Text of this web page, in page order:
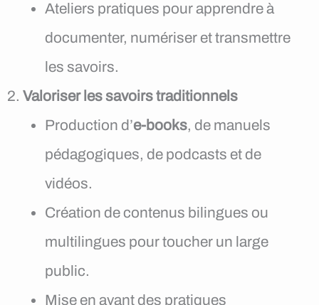
Ateliers pratiques pour apprendre à
documenter, numériser et transmettre
les savoirs.
Valoriser les savoirs traditionnels
Production d’e-books, de manuels
pédagogiques, de podcasts et de
vidéos.
Création de contenus bilingues ou
multilingues pour toucher un large
public.
Mise en avant des pratiques